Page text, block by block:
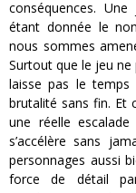
conséquences.
étant donnée le
nous sommes
Surtout que le jeu
laisse pas le
brutalité sans fin. Et
une réelle
s’accélère sans
personnages aussi
force de détail